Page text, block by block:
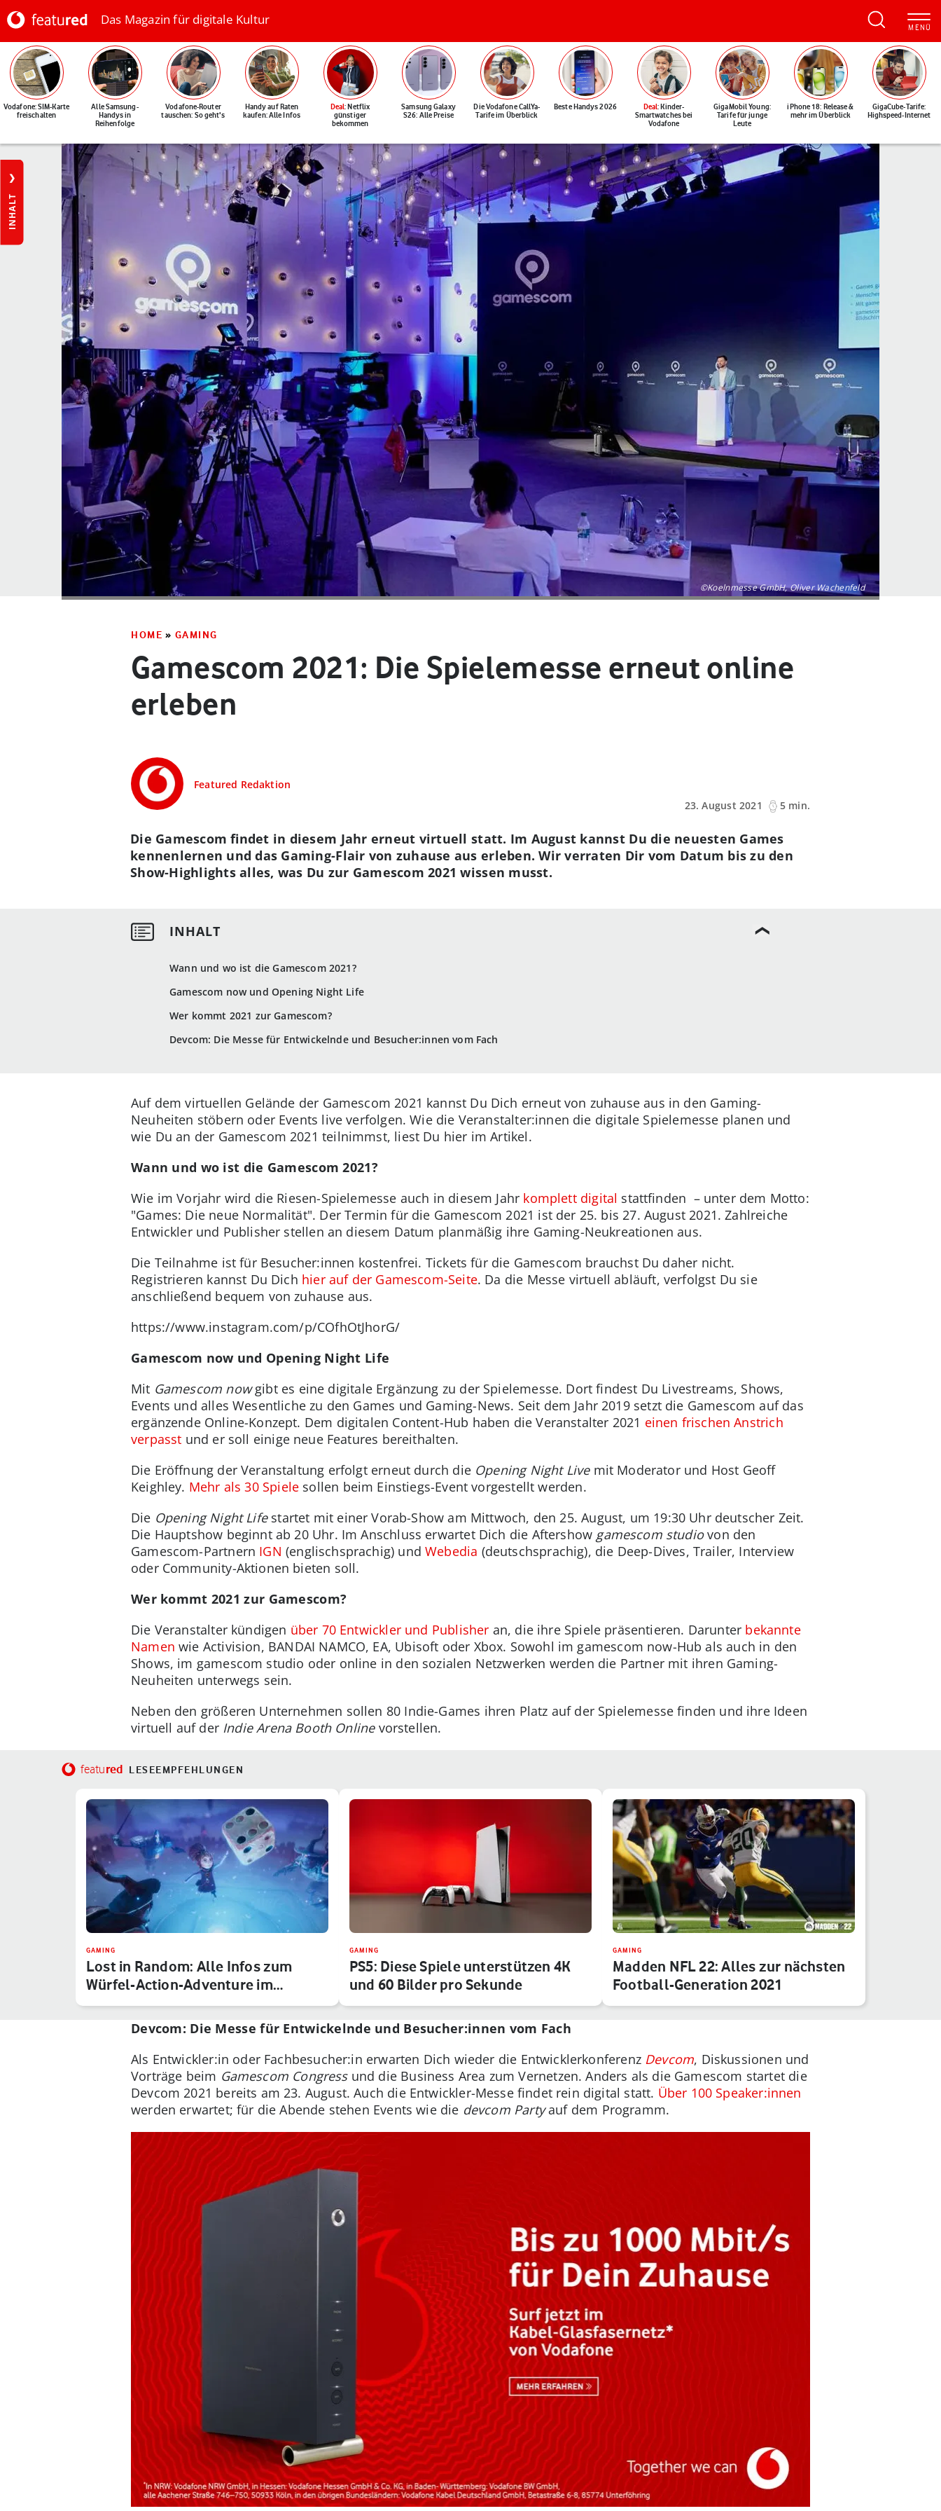
Das Magazin für digitale Kultur
Vodafone: SIM-Karte
freischalten
Alle Samsung-
Handys in
Reihenfolge
Vodafone-Router
tauschen: So geht's
Handy auf Raten
kaufen: Alle Infos
Deal: Netflix
günstiger
bekommen
Samsung Galaxy
S26: Alle Preise
Die Vodafone CallYa-
Tarife im Überblick
Beste Handys 2026 Deal: Kinder-
Smartwatches bei
Vodafone
GigaMobil Young:
Tarife für junge
Leute
iPhone 18: Release &
mehr im Überblick
GigaCube-Tarife:
Highspeed-Internet
INHALT
©Koelnmesse GmbH, Oliver Wachenfeld
HOME » GAMING
Gamescom 2021: Die Spielemesse erneut online
erleben
Featured Redaktion
23. August 2021
5 min.
Wann und wo ist die Gamescom 2021?
Gamescom now und Opening Night Life
Wer kommt 2021 zur Gamescom?
Devcom: Die Messe für Entwickelnde und Besucher:innen vom Fach
Die Gamescom findet in diesem Jahr erneut virtuell statt. Im August kannst Du die neuesten Games
kennenlernen und das Gaming-Flair von zuhause aus erleben. Wir verraten Dir vom Datum bis zu den
Show-Highlights alles, was Du zur Gamescom 2021 wissen musst.
Auf dem virtuellen Gelände der Gamescom 2021 kannst Du Dich erneut von zuhause aus in den Gaming-
Neuheiten stöbern oder Events live verfolgen. Wie die Veranstalter:innen die digitale Spielemesse planen und
wie Du an der Gamescom 2021 teilnimmst, liest Du hier im Artikel.
Wann und wo ist die Gamescom 2021?
Wie im Vorjahr wird die Riesen-Spielemesse auch in diesem Jahr komplett digital stattfinden – unter dem Motto:
"Games: Die neue Normalität". Der Termin für die Gamescom 2021 ist der 25. bis 27. August 2021. Zahlreiche
Entwickler und Publisher stellen an diesem Datum planmäßig ihre Gaming-Neukreationen aus.
Die Teilnahme ist für Besucher:innen kostenfrei. Tickets für die Gamescom brauchst Du daher nicht.
Registrieren kannst Du Dich hier auf der Gamescom-Seite. Da die Messe virtuell abläuft, verfolgst Du sie
anschließend bequem von zuhause aus.
https://www.instagram.com/p/COfhOtJhorG/
Gamescom now und Opening Night Life
Mit Gamescom nowgibt es eine digitale Ergänzung zu der Spielemesse. Dort findest Du Livestreams, Shows,
Events und alles Wesentliche zu den Games und Gaming-News. Seit dem Jahr 2019 setzt die Gamescom auf das
ergänzende Online-Konzept. Dem digitalen Content-Hub haben die Veranstalter 2021 einen frischen Anstrich
verpasst und er soll einige neue Features bereithalten.
Die Eröffnung der Veranstaltung erfolgt erneut durch dieOpening Night Livemit Moderator und Host Geoff
Keighley. Mehr als 30 Spiele sollen beim Einstiegs-Event vorgestellt werden.
Die Opening Night Lifestartet mit einer Vorab-Show am Mittwoch, den 25. August, um 19:30 Uhr deutscher Zeit.
Die Hauptshow beginnt ab 20 Uhr. Im Anschluss erwartet Dich die Aftershow gamescom studiovon den
Gamescom-Partnern IGN (englischsprachig) undWebedia (deutschsprachig), die Deep-Dives, Trailer, Interview
oder Community-Aktionen bieten soll.
Wer kommt 2021 zur Gamescom?
Die Veranstalter kündigen über 70 Entwickler und Publisher an, die ihre Spiele präsentieren. Darunter bekannte
Namen wie Activision, BANDAI NAMCO, EA, Ubisoft oder Xbox. Sowohl im gamescom now-Hub als auch in den
Shows, im gamescom studio oder online in den sozialen Netzwerken werden die Partner mit ihren Gaming-
Neuheiten unterwegs sein.
Neben den größeren Unternehmen sollen 80 Indie-Games ihren Platz auf der Spielemesse finden und ihre Ideen
virtuell auf der Indie Arena Booth Onlinevorstellen.
featured LESEEMPFEHLUNGEN
GAMING
Lost in Random: Alle Infos zum
Würfel-Action-Adventure im
Märchen…
GAMING
PS5: Diese Spiele unterstützen 4K
und 60 Bilder pro Sekunde
GAMING
Madden NFL 22: Alles zur nächsten
Football-Generation 2021
Devcom: Die Messe für Entwickelnde und Besucher:innen vom Fach
Als Entwickler:in oder Fachbesucher:in erwarten Dich wieder die Entwicklerkonferenz Devcom, Diskussionen und
Vorträge beim Gamescom Congressund die Business Area zum Vernetzen. Anders als die Gamescom startet die
Devcom 2021 bereits am 23. August. Auch die Entwickler-Messe findet rein digital statt. Über 100 Speaker:innen
werden erwartet; für die Abende stehen Events wie die devcom Partyauf dem Programm.